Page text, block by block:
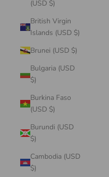
(USD $)
British Virgin
Islands (USD $)
Brunei (USD $)
Bulgaria (USD
$)
Burkina Faso
(USD $)
Burundi (USD
$)
Cambodia (USD
$)